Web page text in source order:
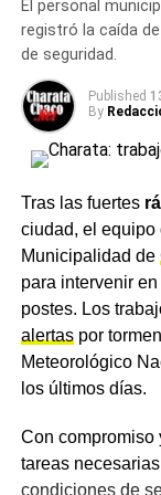
Ante las bajas
días, se
adecuadamente,
madrugada y la
Másnoticias de
El personal
registró la caída
de seguridad.
Published
By
Tras las fuertes
ciudad, el equipo
Municipalidad de
para intervenir
postes. Los
alertaspor
Meteorológico
los últimos días.
Con compromiso
tareas
condiciones de